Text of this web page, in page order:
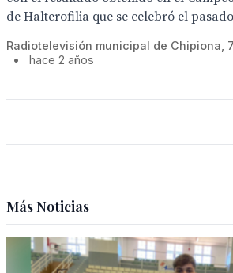
de Halterofilia que se celebró el
Radiotelevisión municipal de Chipiona,
•
hace 2 años
Más Noticias